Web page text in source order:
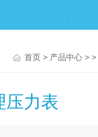
首页> 产品中心> >
压力表